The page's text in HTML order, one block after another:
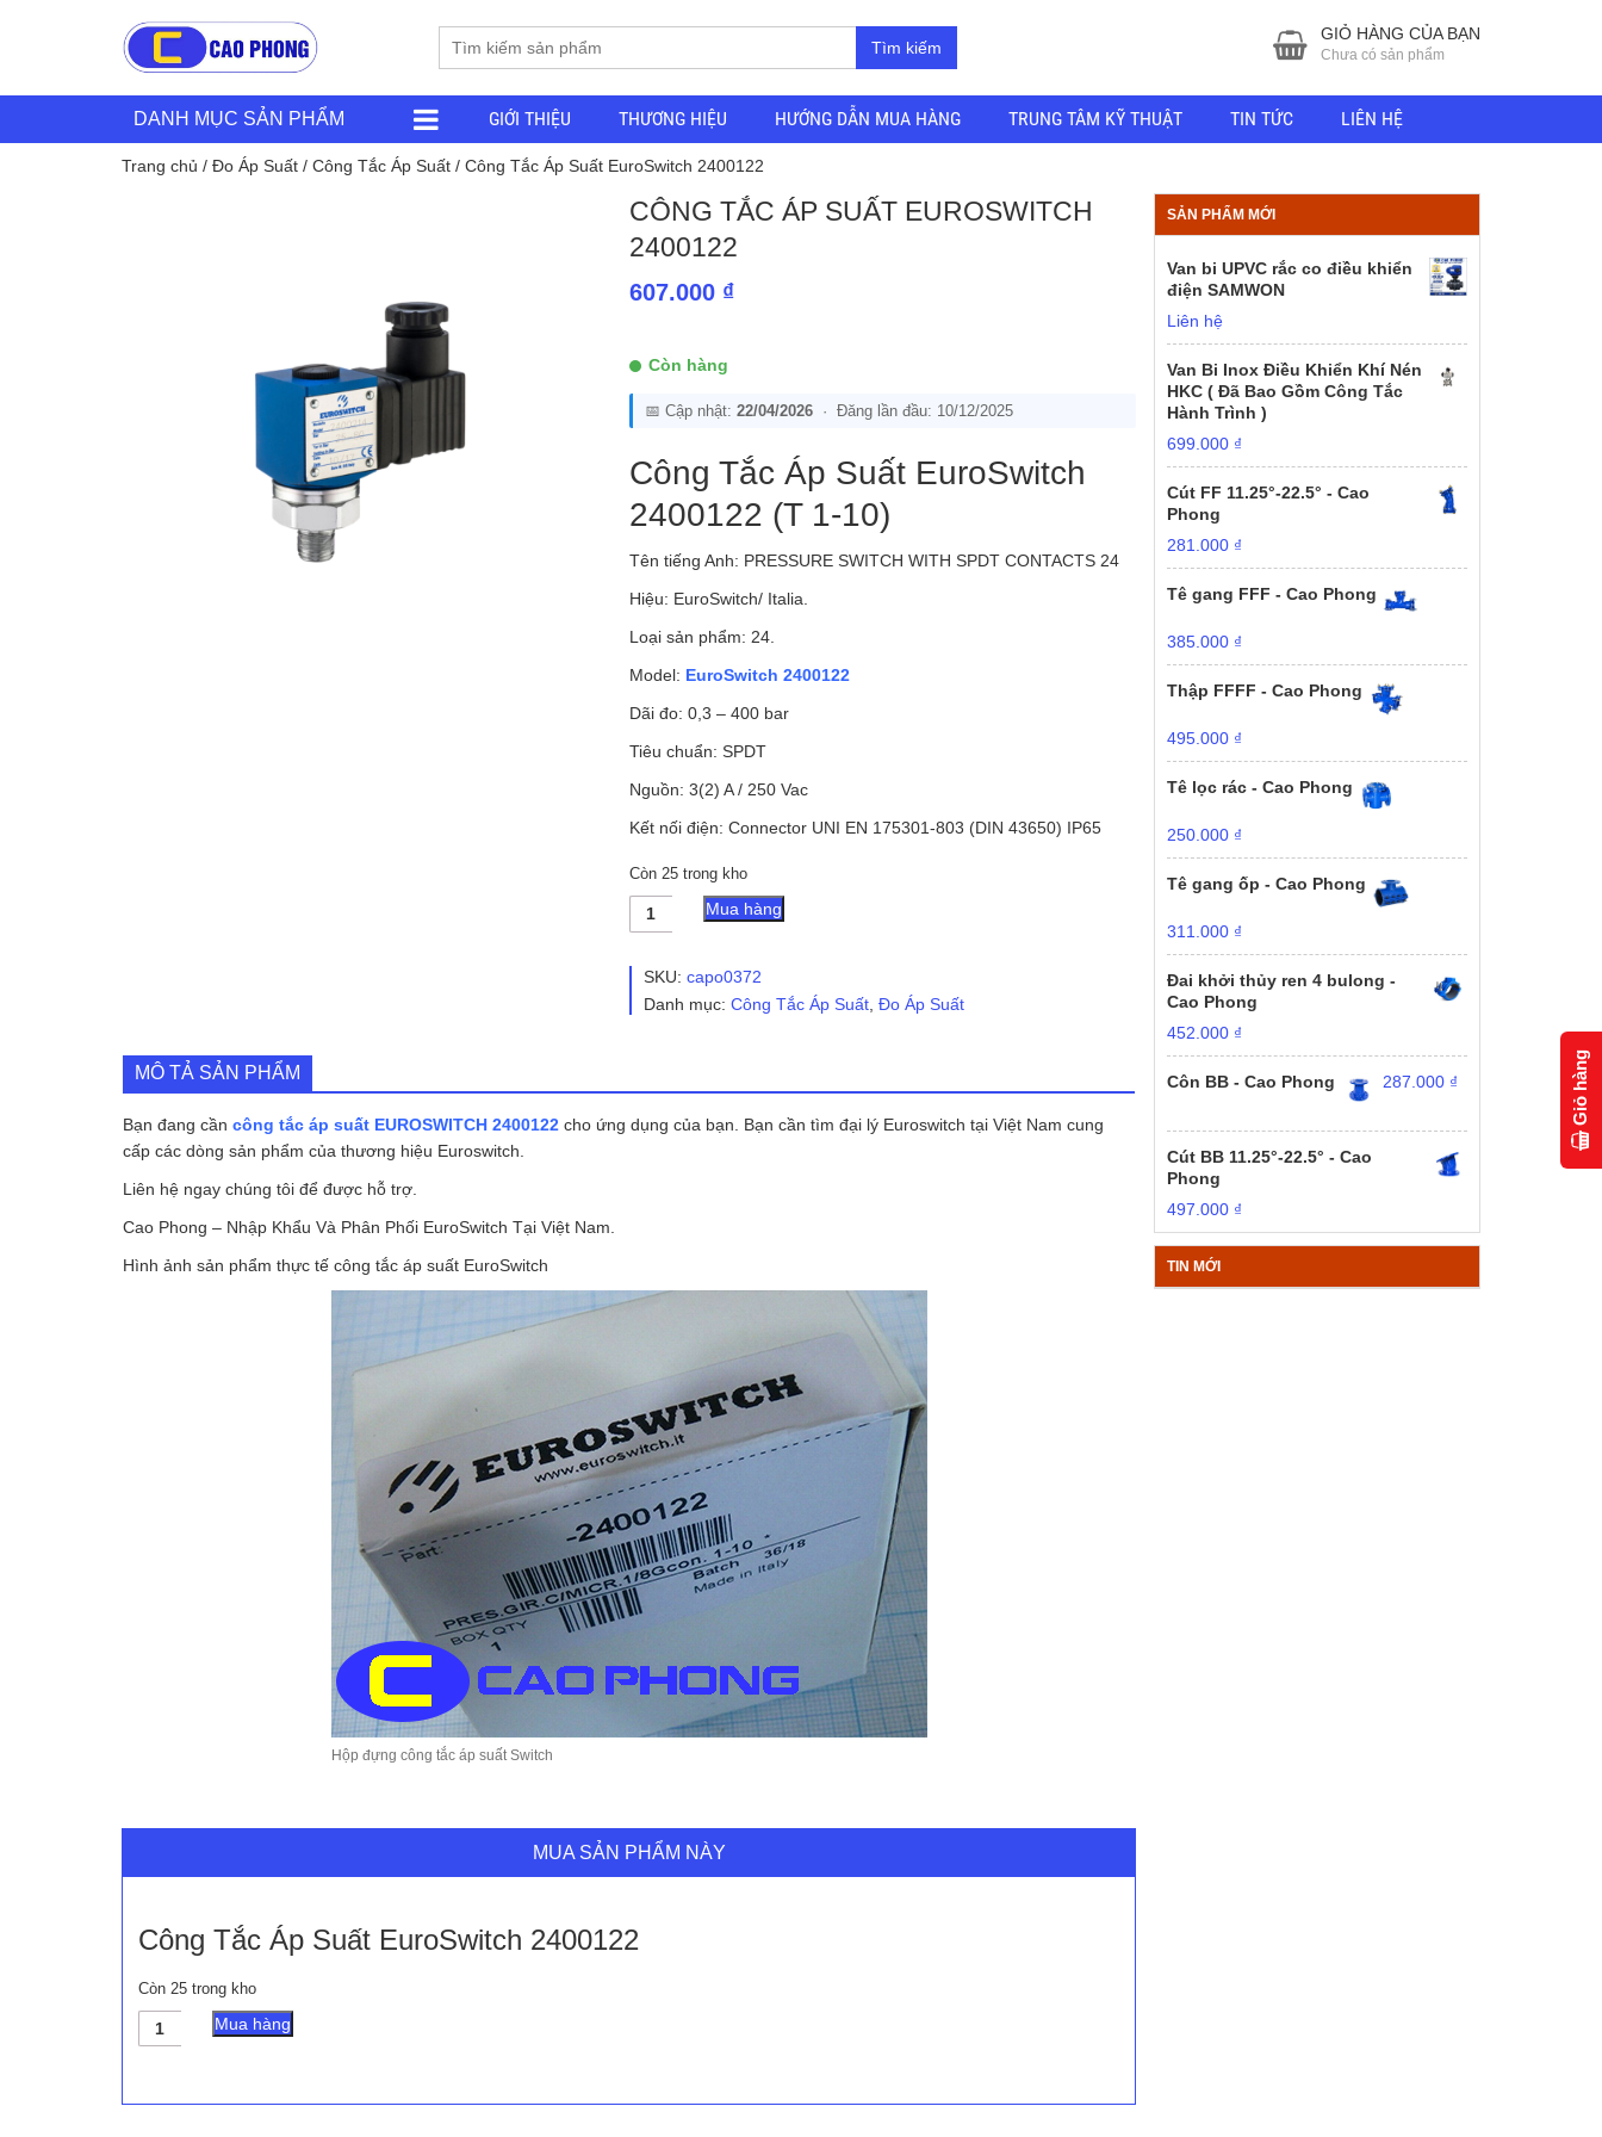
Tìm kiếm
GIỎ HÀNG CỦA BẠN
Chưa có sản phẩm
DANH MỤC SẢN PHẨM GIỚI THIỆU THƯƠNG HIỆU HƯỚNG DẪN MUA HÀNG TRUNG TÂM KỸ THUẬT TIN TỨC LIÊN HỆ
Trang chủ / Đo Áp Suất / Công Tắc Áp Suất / Công Tắc Áp Suất EuroSwitch 2400122
CÔNG TẮC ÁP SUẤT EUROSWITCH
2400122
607.000 ₫
Còn hàng
📅 Cập nhật: 22/04/2026· Đăng lần đầu: 10/12/2025
Công Tắc Áp Suất EuroSwitch
2400122 (T 1-10)
Tên tiếng Anh: PRESSURE SWITCH WITH SPDT CONTACTS 24
Hiệu: EuroSwitch/ Italia.
Loại sản phẩm: 24.
Model: EuroSwitch 2400122
Dãi đo: 0,3 – 400 bar
Tiêu chuẩn: SPDT
Nguồn: 3(2) A / 250 Vac
Kết nối điện: Connector UNI EN 175301-803 (DIN 43650) IP65
Còn 25 trong kho
Công
Suất
EuroSwitch
2400122
Mua hàng
SKU: capo0372
Danh mục: Công Tắc Áp Suất, Đo Áp Suất
MÔ TẢ SẢN PHẨM
Bạn đang cần công tắc áp suất EUROSWITCH 2400122 cho ứng dụng của bạn. Bạn cần tìm đại lý Euroswitch tại Việt Nam cung
cấp các dòng sản phẩm của thương hiệu Euroswitch.
Liên hệ ngay chúng tôi để được hỗ trợ.
Cao Phong – Nhập Khẩu Và Phân Phối EuroSwitch Tại Việt Nam.
Hình ảnh sản phẩm thực tế công tắc áp suất EuroSwitch
Hộp đựng công tắc áp suất Switch
MUA SẢN PHẨM NÀY
Công Tắc Áp Suất EuroSwitch 2400122
Còn 25 trong kho
Công
Tắc
EuroSwitch
Mua hàng
SẢN PHẨM MỚI
Van bi UPVC rắc co điều khiển
điện SAMWON
Liên hệ
Van Bi Inox Điều Khiển Khí Nén
HKC ( Đã Bao Gồm Công Tắc
Hành Trình )
699.000 ₫
Cút FF 11.25°-22.5° - Cao
Phong
281.000 ₫
Tê gang FFF - Cao Phong
385.000 ₫
Thập FFFF - Cao Phong
495.000 ₫
Tê lọc rác - Cao Phong
250.000 ₫
Tê gang ốp - Cao Phong
311.000 ₫
Đai khởi thủy ren 4 bulong -
Cao Phong
452.000 ₫
Côn BB - Cao Phong 287.000 ₫
Cút BB 11.25°-22.5° - Cao
Phong
497.000 ₫
TIN MỚI
Giỏ hàng